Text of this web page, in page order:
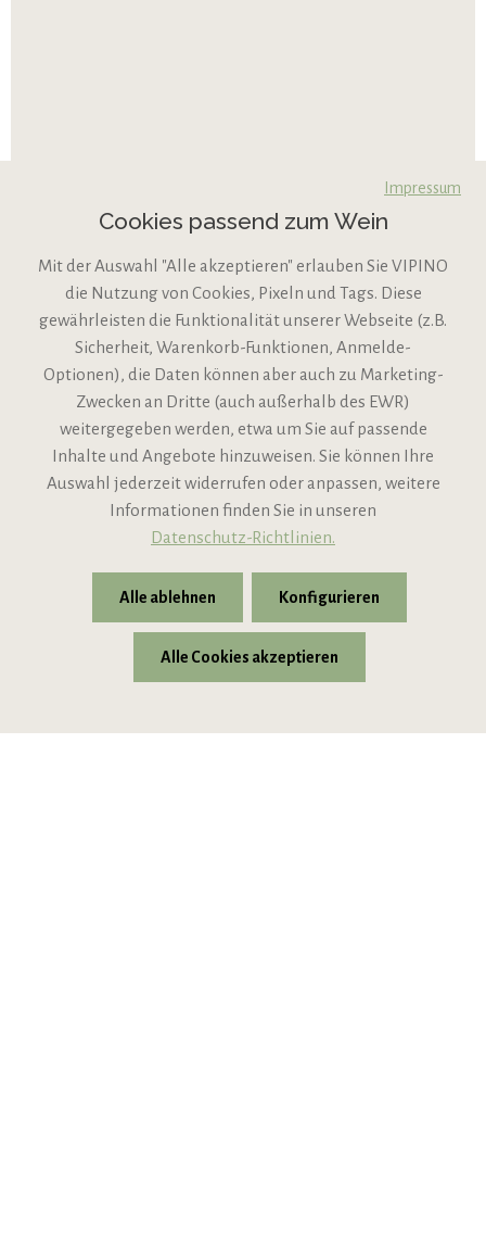
VIPINO Service
Informationen
Support
* Alle Preise inkl. gesetzl. Mehrwertsteuer zzgl.Versandkosten
Impressum
Cookies passend zum Wein
Mit der Auswahl "Alle akzeptieren" erlauben Sie VIPINO
die Nutzung von Cookies, Pixeln und Tags. Diese
gewährleisten die Funktionalität unserer Webseite (z.B.
Sicherheit, Warenkorb-Funktionen, Anmelde-
Optionen), die Daten können aber auch zu Marketing-
Zwecken an Dritte (auch außerhalb des EWR)
weitergegeben werden, etwa um Sie auf passende
Inhalte und Angebote hinzuweisen. Sie können Ihre
Auswahl jederzeit widerrufen oder anpassen, weitere
Informationen finden Sie in unseren
Datenschutz-Richtlinien.
Alle ablehnen Konfigurieren
Alle Cookies akzeptieren